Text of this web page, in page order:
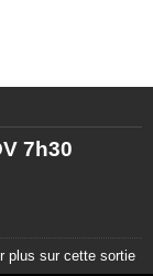
7h30
plus sur cette sortie